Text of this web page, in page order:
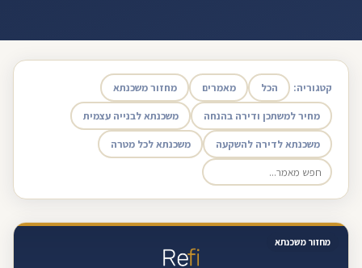
קטגוריה: הכל מאמרים מחזור משכנתא
מחיר למשתכן ודירה בהנחה משכנתא לבנייה עצמית
משכנתא לדירה להשקעה משכנתא לכל מטרה
מחזור משכנתא